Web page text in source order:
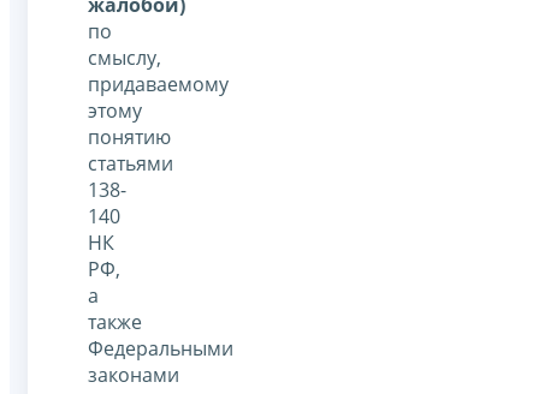
по
смыслу,
придаваемому
этому
понятию
статьями
138-
140
НК
РФ,
а
также
Федеральными
законами